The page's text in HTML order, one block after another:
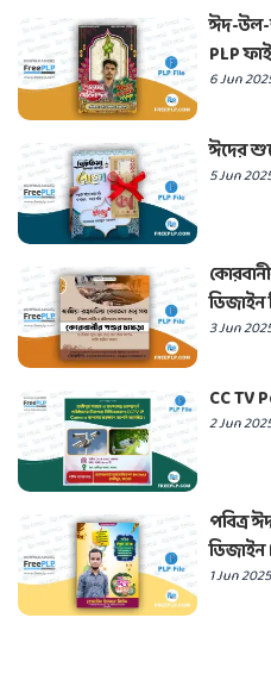
ঈদ-উল-
PLP
6 Jun
ঈদের
5 Jun
ডিজাইন
3 Jun
CC TV
2 Jun
পবিত্র
1 Jun 2025